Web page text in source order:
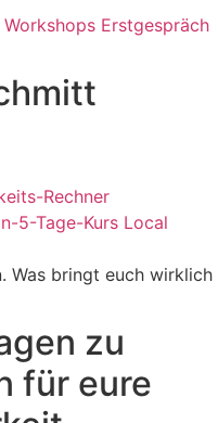
Erstgespräch
Rechner
5-Tage-Kurs Local
Was bringt euch wirklich
zu
für eure